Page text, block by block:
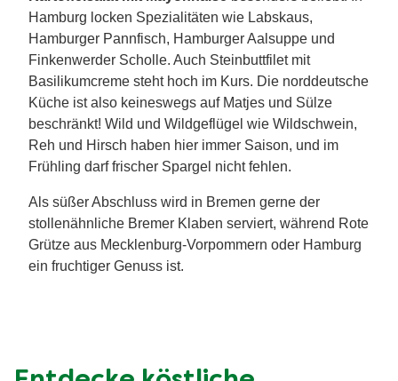
Hamburg locken Spezialitäten wie Labskaus,
Hamburger Pannfisch, Hamburger Aalsuppe und
Finkenwerder Scholle. Auch Steinbuttfilet mit
Basilikumcreme steht hoch im Kurs. Die norddeutsche
Küche ist also keineswegs auf Matjes und Sülze
beschränkt! Wild und Wildgeflügel wie Wildschwein,
Reh und Hirsch haben hier immer Saison, und im
Frühling darf frischer Spargel nicht fehlen.
Als süßer Abschluss wird in Bremen gerne der
stollenähnliche Bremer Klaben serviert, während Rote
Grütze aus Mecklenburg-Vorpommern oder Hamburg
ein fruchtiger Genuss ist.